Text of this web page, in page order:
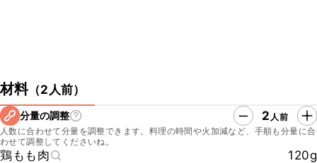
材料（2人前）
分量の調整 2 人前
人数に合わせて分量を調整できます。料理の時間や火加減など、手順も分量に合
わせて調整してくださいね。
鶏もも肉 120g